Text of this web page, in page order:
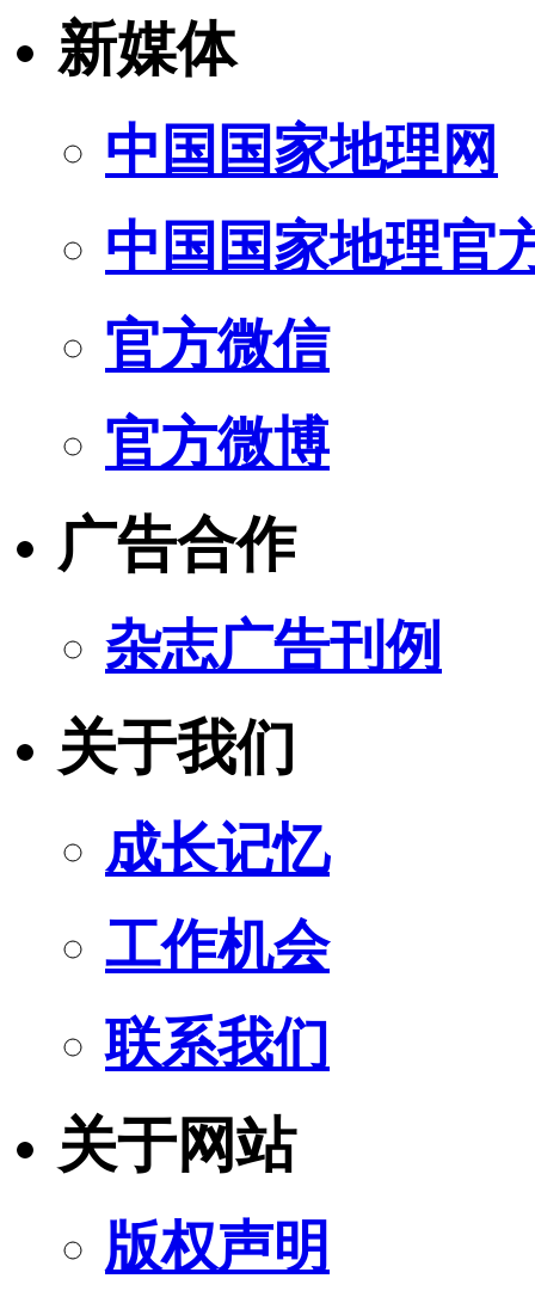
新媒体
中国国家地理网
中国国家地理官
官方微信
官方微博
广告合作
杂志广告刊例
关于我们
成长记忆
工作机会
联系我们
关于网站
版权声明